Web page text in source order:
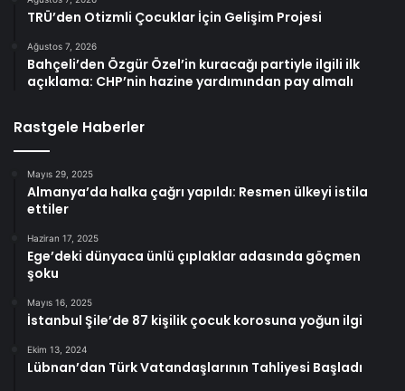
TRÜ’den Otizmli Çocuklar İçin Gelişim Projesi
Ağustos 7, 2026
Bahçeli’den Özgür Özel’in kuracağı partiyle ilgili ilk
açıklama: CHP’nin hazine yardımından pay almalı
Rastgele Haberler
Mayıs 29, 2025
Almanya’da halka çağrı yapıldı: Resmen ülkeyi istila
ettiler
Haziran 17, 2025
Ege’deki dünyaca ünlü çıplaklar adasında göçmen
şoku
Mayıs 16, 2025
İstanbul Şile’de 87 kişilik çocuk korosuna yoğun ilgi
Ekim 13, 2024
Lübnan’dan Türk Vatandaşlarının Tahliyesi Başladı